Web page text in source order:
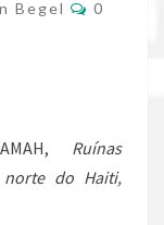
Begel
0
Ruínas
do Haiti,